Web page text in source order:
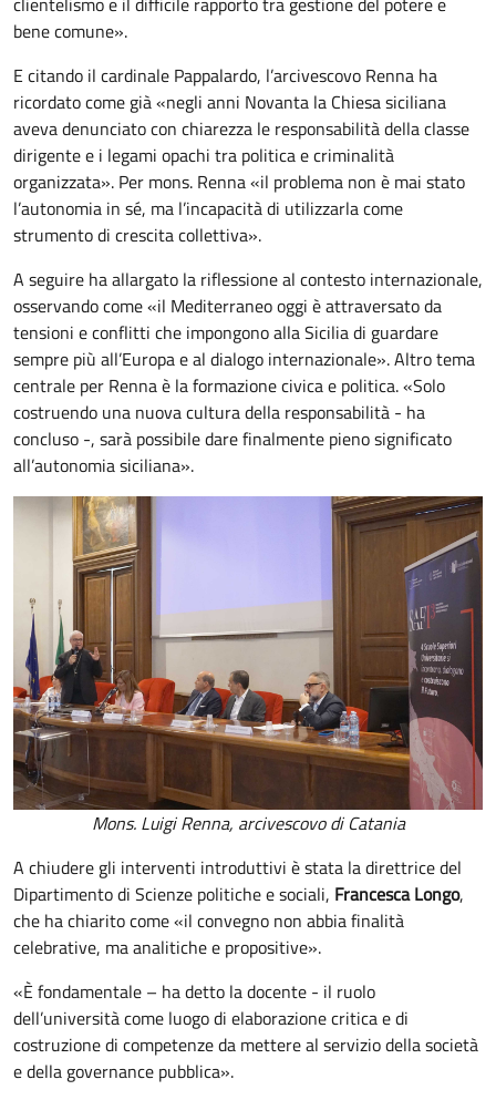
bene comune».
E citando il cardinale Pappalardo, l’arcivescovo Renna ha
ricordato come già «negli anni Novanta la Chiesa siciliana
aveva denunciato con chiarezza le responsabilità della classe
dirigente e i legami opachi tra politica e criminalità
organizzata». Per mons. Renna «il problema non è mai stato
l’autonomia in sé, ma l’incapacità di utilizzarla come
strumento di crescita collettiva».
A seguire ha allargato la riflessione al contesto internazionale,
osservando come «il Mediterraneo oggi è attraversato da
tensioni e conflitti che impongono alla Sicilia di guardare
sempre più all’Europa e al dialogo internazionale». Altro tema
centrale per Renna è la formazione civica e politica. «Solo
costruendo una nuova cultura della responsabilità - ha
concluso -, sarà possibile dare finalmente pieno significato
all’autonomia siciliana».
Mons. Luigi Renna, arcivescovo di Catania
A chiudere gli interventi introduttivi è stata la direttrice del
Dipartimento di Scienze politiche e sociali, Francesca Longo,
che ha chiarito come «il convegno non abbia finalità
celebrative, ma analitiche e propositive».
«È fondamentale – ha detto la docente - il ruolo
dell’università come luogo di elaborazione critica e di
costruzione di competenze da mettere al servizio della società
e della governance pubblica».